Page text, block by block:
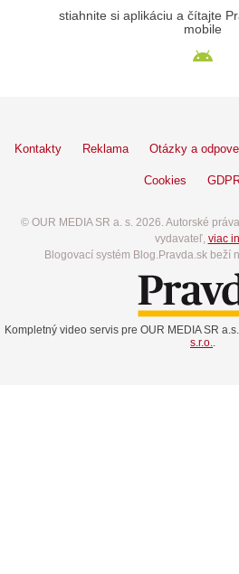
stiahnite si aplikáciu a čítajte
mobile
Kontakty Reklama Otázky a
Cookies
© OUR MEDIA SR a. s. 2026. Autorské
vydavateľ, viac
Blogovací systém Blog.Pravda.sk beží
Kompletný video servis pre OUR MEDIA SR
s.r.o.